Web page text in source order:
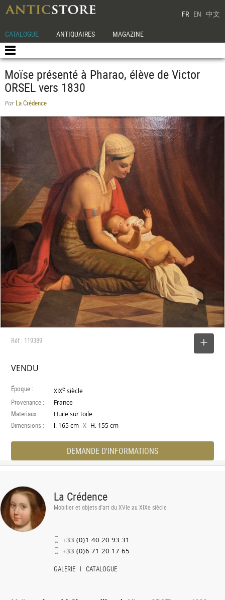
FR EN 中文
CATALOGUE ANTIQUAIRES MAGAZINE
Moïse présenté à Pharao, élève de Victor
ORSEL vers 1830
ParLa Crédence
Réf : 119389
VENDU
Époque : XIXe siècle
Provenance : France
Materiaux : Huile sur toile
Dimensions : l. 165 cm X H. 155 cm
DEMANDE D'INFORMATIONS
La Crédence
Mobilier et objets d'art du XVIe au XIXe siècle
+33 (0)1 40 20 93 31
+33 (0)6 71 20 17 65
GALERIE CATALOGUE